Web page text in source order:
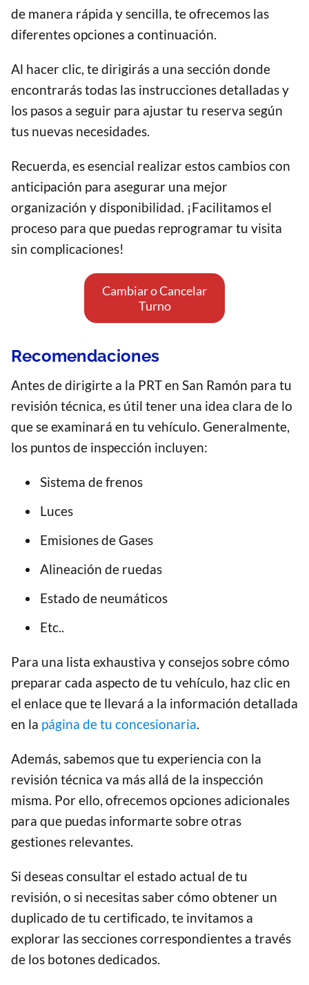
de manera rápida y sencilla, te ofrecemos las
diferentes opciones a continuación.
Al hacer clic, te dirigirás a una sección donde
encontrarás todas las instrucciones detalladas y
los pasos a seguir para ajustar tu reserva según
tus nuevas necesidades.
Recuerda, es esencial realizar estos cambios con
anticipación para asegurar una mejor
organización y disponibilidad. ¡Facilitamos el
proceso para que puedas reprogramar tu visita
sin complicaciones!
Cambiar o Cancelar
Turno
Recomendaciones
Antes de dirigirte a la PRT en San Ramón para tu
revisión técnica, es útil tener una idea clara de lo
que se examinará en tu vehículo. Generalmente,
los puntos de inspección incluyen:
Sistema de frenos
Luces
Emisiones de Gases
Alineación de ruedas
Estado de neumáticos
Etc..
Para una lista exhaustiva y consejos sobre cómo
preparar cada aspecto de tu vehículo, haz clic en
el enlace que te llevará a la información detallada
en la página de tu concesionaria.
Además, sabemos que tu experiencia con la
revisión técnica va más allá de la inspección
misma. Por ello, ofrecemos opciones adicionales
para que puedas informarte sobre otras
gestiones relevantes.
Si deseas consultar el estado actual de tu
revisión, o si necesitas saber cómo obtener un
duplicado de tu certificado, te invitamos a
explorar las secciones correspondientes a través
de los botones dedicados.